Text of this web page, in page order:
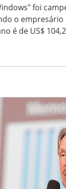
foi
o
é de US$